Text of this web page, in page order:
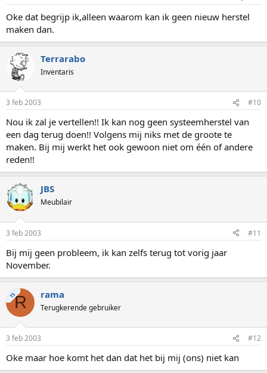
Oke dat begrijp ik,alleen waarom kan ik geen nieuw herstel
maken dan.
Terrarabo
Inventaris
3 feb 2003 #10
Nou ik zal je vertellen!! Ik kan nog geen systeemherstel van
een dag terug doen!! Volgens mij niks met de groote te
maken. Bij mij werkt het ook gewoon niet om één of andere
reden!!
JBS
Meubilair
3 feb 2003 #11
Bij mij geen probleem, ik kan zelfs terug tot vorig jaar
November.
TSR rama
Terugkerende gebruiker
3 feb 2003 #12
Oke maar hoe komt het dan dat het bij mij (ons) niet kan